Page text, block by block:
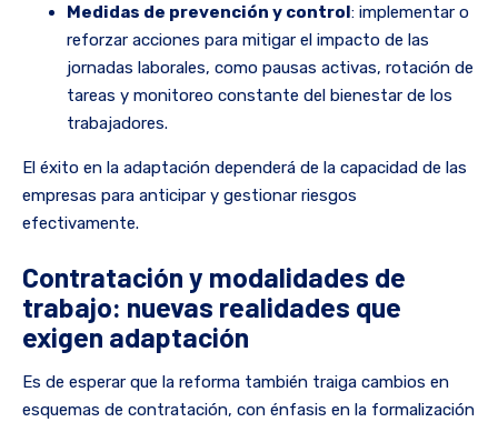
Medidas de prevención y control: implementar o
reforzar acciones para mitigar el impacto de las
jornadas laborales, como pausas activas, rotación de
tareas y monitoreo constante del bienestar de los
trabajadores.
El éxito en la adaptación dependerá de la capacidad de las
empresas para anticipar y gestionar riesgos
efectivamente.
Contratación y modalidades de
trabajo: nuevas realidades que
exigen adaptación
Es de esperar que la reforma también traiga cambios en
esquemas de contratación, con énfasis en la formalización